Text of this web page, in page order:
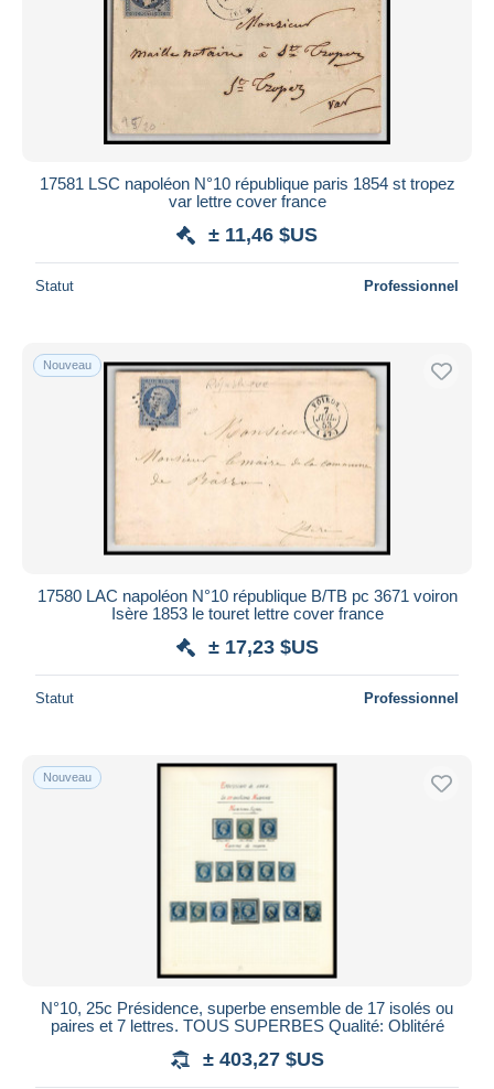
17581 LSC napoléon N°10 république paris 1854 st tropez
var lettre cover france
± 11,46 $US
Statut Professionnel
Nouveau
17580 LAC napoléon N°10 république B/TB pc 3671 voiron
Isère 1853 le touret lettre cover france
± 17,23 $US
Statut Professionnel
Nouveau
N°10, 25c Présidence, superbe ensemble de 17 isolés ou
paires et 7 lettres. TOUS SUPERBES Qualité: Oblitéré
± 403,27 $US